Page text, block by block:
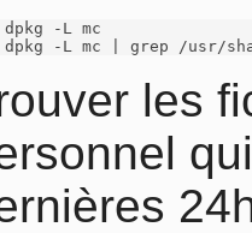
dpkg -L mc
dpkg -L mc | grep /usr/
les